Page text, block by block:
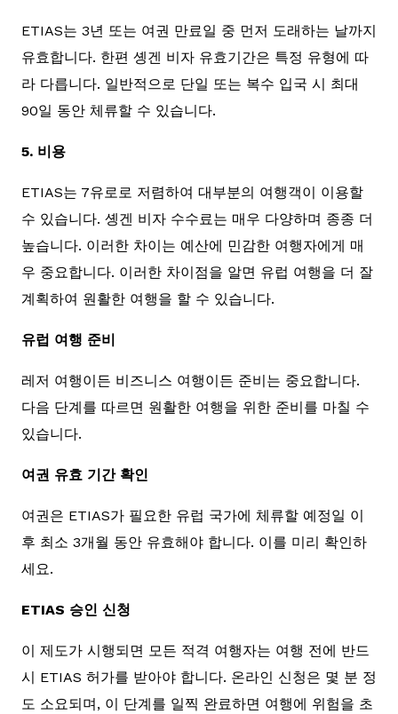
ETIAS는 3년 또는 여권 만료일 중 먼저 도래하는 날까지
유효합니다. 한편 솅겐 비자 유효기간은 특정 유형에 따
라 다릅니다. 일반적으로 단일 또는 복수 입국 시 최대
90일 동안 체류할 수 있습니다.
5. 비용
ETIAS는 7유로로 저렴하여 대부분의 여행객이 이용할
수 있습니다. 솅겐 비자 수수료는 매우 다양하며 종종 더
높습니다. 이러한 차이는 예산에 민감한 여행자에게 매
우 중요합니다. 이러한 차이점을 알면 유럽 여행을 더 잘
계획하여 원활한 여행을 할 수 있습니다.
유럽 여행 준비
레저 여행이든 비즈니스 여행이든 준비는 중요합니다.
다음 단계를 따르면 원활한 여행을 위한 준비를 마칠 수
있습니다.
여권 유효 기간 확인
여권은 ETIAS가 필요한 유럽 국가에 체류할 예정일 이
후 최소 3개월 동안 유효해야 합니다. 이를 미리 확인하
세요.
ETIAS 승인 신청
이 제도가 시행되면 모든 적격 여행자는 여행 전에 반드
시 ETIAS 허가를 받아야 합니다. 온라인 신청은 몇 분 정
도 소요되며, 이 단계를 일찍 완료하면 여행에 위험을 초